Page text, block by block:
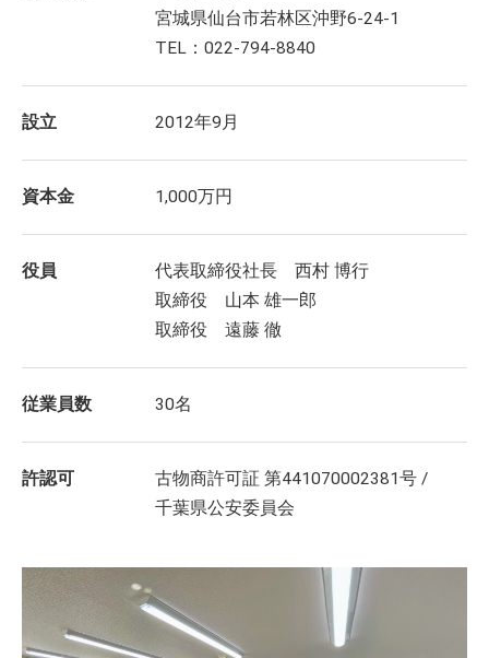
宮城県仙台市若林区沖野6-24-1
TEL：022-794-8840
設立 2012年9月
資本金 1,000万円
役員
代表取締役社長 西村 博行
取締役 山本 雄一郎
取締役 遠藤 徹
従業員数 30名
許認可
古物商許可証 第441070002381号 /
千葉県公安委員会